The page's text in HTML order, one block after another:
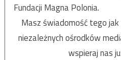
Fundacji Magna Polonia.
Masz świadomość tego
niezależnych ośrodków
wspieraj nas